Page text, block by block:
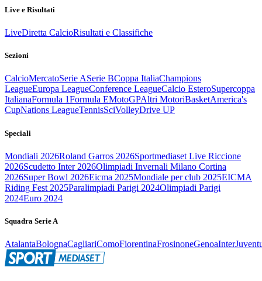
Live e Risultati
LiveDiretta CalcioRisultati e Classifiche
Sezioni
CalcioMercatoSerie ASerie BCoppa ItaliaChampions
LeagueEuropa LeagueConference LeagueCalcio EsteroSupercoppa
ItalianaFormula 1Formula EMotoGPAltri MotoriBasketAmerica's
CupNations LeagueTennisSciVolleyDrive UP
Speciali
Mondiali 2026Roland Garros 2026Sportmediaset Live Riccione
2026Scudetto Inter 2026Olimpiadi Invernali Milano Cortina
2026Super Bowl 2026Eicma 2025Mondiale per club 2025EICMA
Riding Fest 2025Paralimpiadi Parigi 2024Olimpiadi Parigi
2024Euro 2024
Squadra Serie A
AtalantaBolognaCagliariComoFiorentinaFrosinoneGenoaInter